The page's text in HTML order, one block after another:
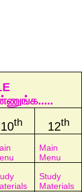
10th 12th
Main
Menu
Study
Materials